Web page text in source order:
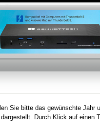
Direkt
zum
Inhalt
Sie bitte das gewünschte Jahr
Durch Klick auf einen